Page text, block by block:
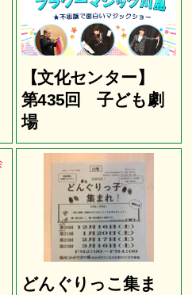
【文化センター】
第435回 子ども劇
場
どんぐりっこ集ま